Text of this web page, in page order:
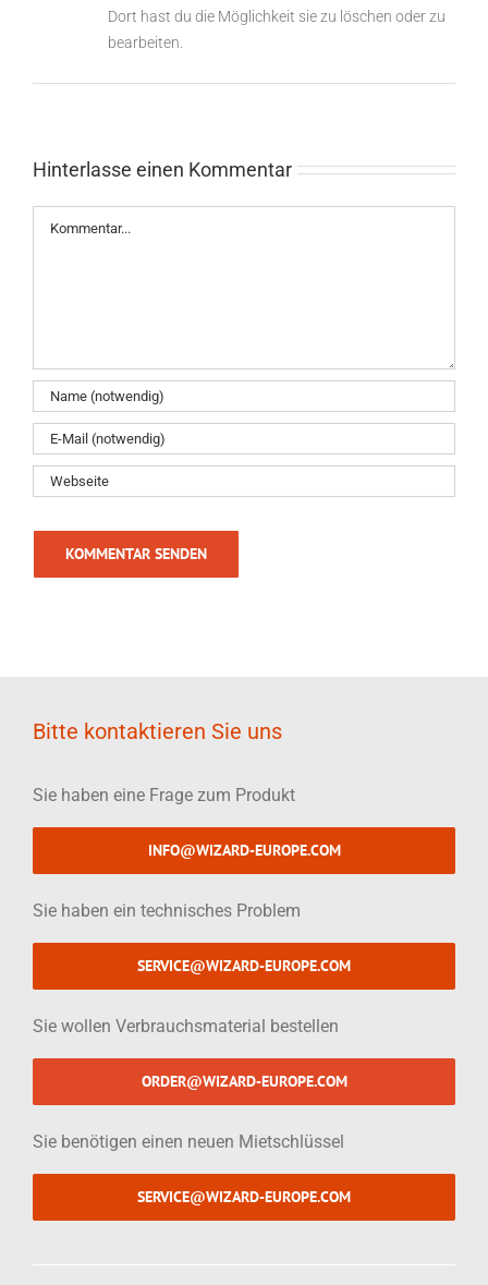
Dort hast du die Möglichkeit sie zu löschen oder zu
bearbeiten.
Hinterlasse einen Kommentar
Bitte kontaktieren Sie uns
Sie haben eine Frage zum Produkt
INFO@WIZARD-EUROPE.COM
Sie haben ein technisches Problem
SERVICE@WIZARD-EUROPE.COM
Sie wollen Verbrauchsmaterial bestellen
ORDER@WIZARD-EUROPE.COM
Sie benötigen einen neuen Mietschlüssel
SERVICE@WIZARD-EUROPE.COM